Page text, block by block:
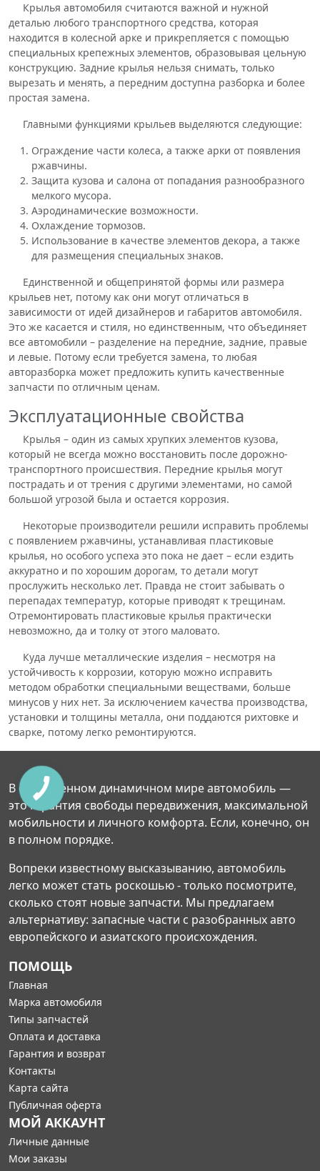
Крылья автомобиля считаются важной и нужной
деталью любого транспортного средства, которая
находится в колесной арке и прикрепляется с помощью
специальных крепежных элементов, образовывая цельную
конструкцию. Задние крылья нельзя снимать, только
вырезать и менять, а передним доступна разборка и более
простая замена.
Главными функциями крыльев выделяются следующие:
Ограждение части колеса, а также арки от появления
ржавчины.
Защита кузова и салона от попадания разнообразного
мелкого мусора.
Аэродинамические возможности.
Охлаждение тормозов.
Использование в качестве элементов декора, а также
для размещения специальных знаков.
Единственной и общепринятой формы или размера
крыльев нет, потому как они могут отличаться в
зависимости от идей дизайнеров и габаритов автомобиля.
Это же касается и стиля, но единственным, что объединяет
все автомобили – разделение на передние, задние, правые
и левые. Потому если требуется замена, то любая
авторазборка может предложить купить качественные
запчасти по отличным ценам.
Эксплуатационные свойства
Крылья – один из самых хрупких элементов кузова,
который не всегда можно восстановить после дорожно-
транспортного происшествия. Передние крылья могут
пострадать и от трения с другими элементами, но самой
большой угрозой была и остается коррозия.
Некоторые производители решили исправить проблемы
с появлением ржавчины, устанавливая пластиковые
крылья, но особого успеха это пока не дает – если ездить
аккуратно и по хорошим дорогам, то детали могут
прослужить несколько лет. Правда не стоит забывать о
перепадах температур, которые приводят к трещинам.
Отремонтировать пластиковые крылья практически
невозможно, да и толку от этого маловато.
Куда лучше металлические изделия – несмотря на
устойчивость к коррозии, которую можно исправить
методом обработки специальными веществами, больше
минусов у них нет. За исключением качества производства,
установки и толщины металла, они поддаются рихтовке и
сварке, потому легко ремонтируются.
В современном динамичном мире автомобиль —
это гарантия свободы передвижения, максимальной
мобильности и личного комфорта. Если, конечно, он
в полном порядке.
Вопреки известному высказыванию, автомобиль
легко может стать роскошью - только посмотрите,
сколько стоят новые запчасти. Мы предлагаем
альтернативу: запасные части с разобранных авто
европейского и азиатского происхождения.
ПОМОЩЬ
Главная
Марка автомобиля
Типы запчастей
Оплата и доставка
Гарантия и возврат
Контакты
Карта сайта
Публичная оферта
МОЙ АККАУНТ
Личные данные
Мои заказы